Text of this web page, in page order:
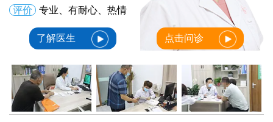
评价
专业、有耐心、热情
了解医生 点击问诊